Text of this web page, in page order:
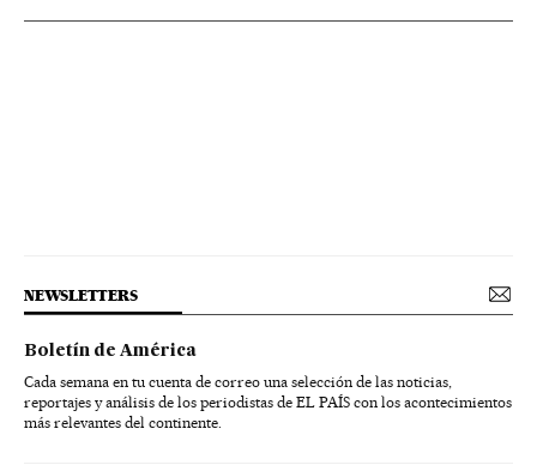
NEWSLETTERS
Boletín de América
Cada semana en tu cuenta de correo una selección de las noticias,
reportajes y análisis de los periodistas de EL PAÍS con los acontecimientos
más relevantes del continente.